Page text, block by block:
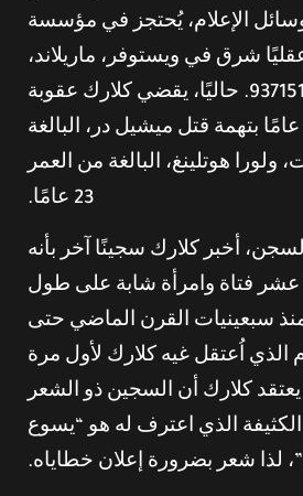
الإعلام، يُحتجز في مؤسسة
شرق في ويستوفر، ماريلاند،
تحت رقم سجين 937151. حاليًا، يقضي كلارك عقوبة
بالسجن لمدة 60 عامًا بتهمة قتل ميشيل در، البالغة
6 سنوات، ولورا هوتلينغ، البالغة من العمر
23 عامًا.
أخبر كلارك سجينًا آخر بأنه
عشر فتاة وامرأة شابة على طول
سبعينيات القرن الماضي حتى
العام الذي اُعتقل غيه كلارك لأول مرة
يعتقد كلارك أن السجين ذو الشعر
الكثيفة الذي اعترف له هو “يسوع
لذا شعر بضرورة إعلان خطاياه.